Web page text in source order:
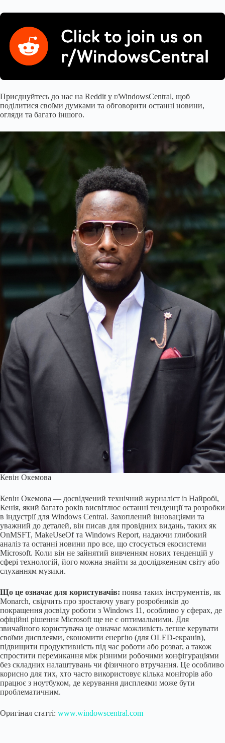
Приєднуйтесь до нас на Reddit у r/WindowsCentral, щоб
поділитися своїми думками та обговорити останні новини,
огляди та багато іншого.
Кевін Окемова
Кевін Окемова — досвідчений технічний журналіст із Найробі,
Кенія, який багато років висвітлює останні тенденції та розробки
в індустрії для Windows Central. Захоплений інноваціями та
уважний до деталей, він писав для провідних видань, таких як
OnMSFT, MakeUseOf та Windows Report, надаючи глибокий
аналіз та останні новини про все, що стосується екосистеми
Microsoft. Коли він не зайнятий вивченням нових тенденцій у
сфері технологій, його можна знайти за дослідженням світу або
слуханням музики.
Що це означає для користувачів: поява таких інструментів, як
Monarch, свідчить про зростаючу увагу розробників до
покращення досвіду роботи з Windows 11, особливо у сферах, де
офіційні рішення Microsoft ще не є оптимальними. Для
звичайного користувача це означає можливість легше керувати
своїми дисплеями, економити енергію (для OLED-екранів),
підвищити продуктивність під час роботи або розваг, а також
спростити перемикання між різними робочими конфігураціями
без складних налаштувань чи фізичного втручання. Це особливо
корисно для тих, хто часто використовує кілька моніторів або
працює з ноутбуком, де керування дисплеями може бути
проблематичним.
Оригінал статті: www.windowscentral.com